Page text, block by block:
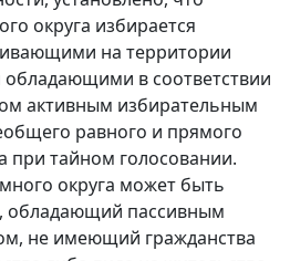
округа избирается
на территории
обладающими в соответствии
активным избирательным
равного и прямого
при тайном голосовании.
округа может быть
обладающий пассивным
не имеющий гражданства